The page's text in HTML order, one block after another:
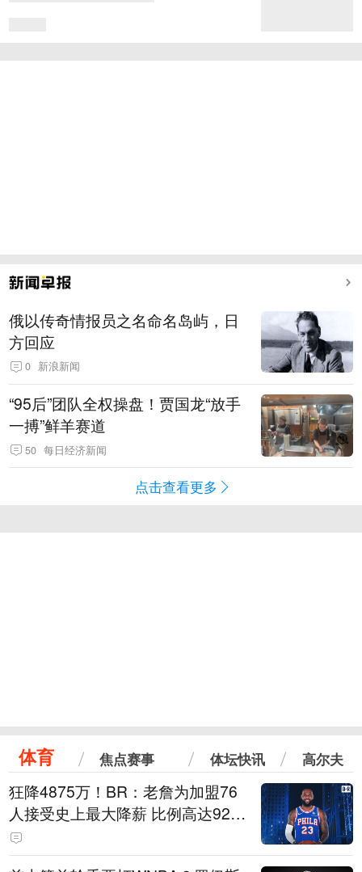
俄以传奇情报员之名命名岛屿，日
方回应
0 新浪新闻
“95后”团队全权操盘！贾国龙“放手
一搏”鲜羊赛道
50 每日经济新闻
点击查看更多
体育 焦点赛事 体坛快讯 高尔夫
狂降4875万！BR：老詹为加盟76
人接受史上最大降薪 比例高达92.
6%